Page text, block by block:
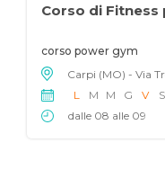
Corso di Fitness
corso power gym
Carpi (MO) - Via
L
M M G V S
dalle 08 alle 09